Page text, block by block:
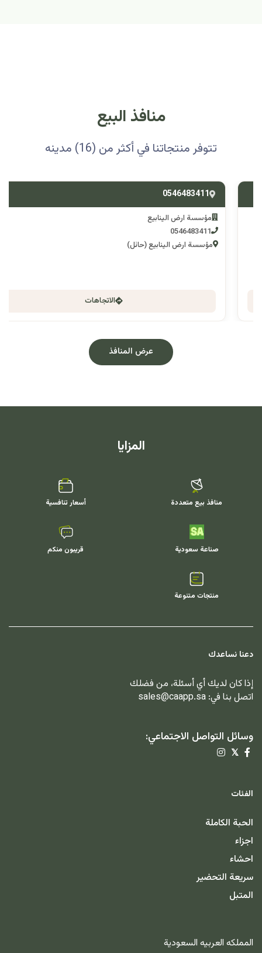
منافذ البيع
تتوفر منتجاتنا في أكثر من (16) مدينه
0546483411
مؤسسة ارض الينابيع
0546483411
مؤسسة ارض الينابيع (حائل)
الاتجاهات
عرض المنافذ
المزايا
منافذ بيع متعددة أسعار تنافسية
صناعة سعودية قريبون منكم
منتجات متنوعة
دعنا نساعدك
إذا كان لديك أي أسئلة، من فضلك
اتصل بنا في: sales@caapp.sa
وسائل التواصل الاجتماعي:
𝕏
الفئات
الحبة الكاملة
اجزاء
احشاء
سريعة التحضير
المتبل
المملكه العربيه السعودية